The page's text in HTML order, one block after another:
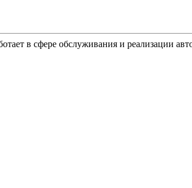
в сфере обслуживания и реализации